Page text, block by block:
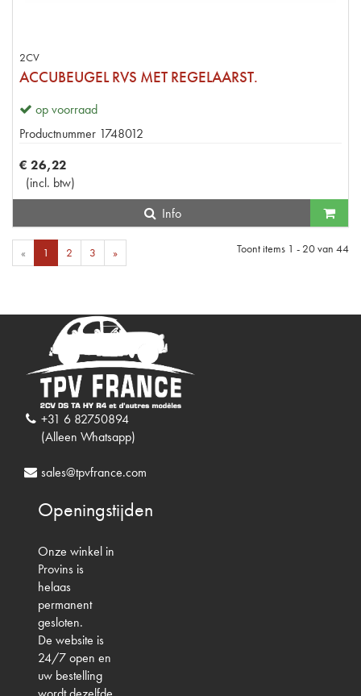
2CV
ACCUBEUGEL RVS MET REGELAARST.
op voorraad
Productnummer 1748012
€ 26,22
(incl. btw)
Info
Toont items 1 - 20van 44
« 1 2 3 »
+31 6 82750894
(Alleen Whatsapp)
sales@tpvfrance.com
Openingstijden
Onze winkel in
Provins is
helaas
permanent
gesloten.
De website is
24/7 open en
uw bestelling